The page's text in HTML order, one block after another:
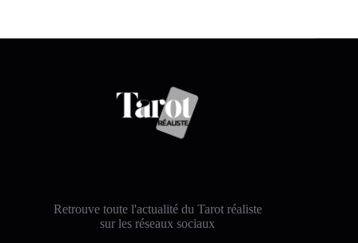
Retrouve toute l'actualité du Tarot réaliste
sur les réseaux sociaux